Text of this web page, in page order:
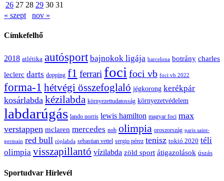
26 27 28 29 30 31
« szept
nov »
Címkefelhő
2018 atlétika autósport bajnokok ligája barcelona botrány charles
leclerc darts dopping f1 ferrari foci foci vb foci vb 2022
forma-1 hétvégi összefoglaló jégkorong kerékpár
kosárlabda kézilabda környezettudatosság környezetvédelem
labdarúgás lando norris lewis hamilton magyar foci max
verstappen mclaren mercedes nob olimpia oroszország paris saint-
germain red bull röplabda sebastian vettel sergio pérez tenisz tokió 2020 téli
olimpia visszapillantó vízilabda zöld sport átigazolások úszás
Sportudvar Hírlevél